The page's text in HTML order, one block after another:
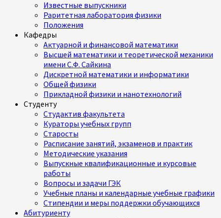
Известные выпускники
Раритетная лаборатория физики
Положения
Кафедры
Актуарной и финансовой математики
Высшей математики и теоретической механики
имени С.Ф. Сайкина
Дискретной математики и информатики
Общей физики
Прикладной физики и нанотехнологий
Студенту
Студактив факультета
Кураторы учебных групп
Старосты
Расписание занятий, экзаменов и практик
Методические указания
Выпускные квалификационные и курсовые
работы
Вопросы и задачи ГЭК
Учебные планы и календарные учебные графики
Стипендии и меры поддержки обучающихся
Абитуриенту